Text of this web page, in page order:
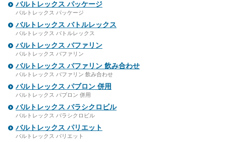
バルトレックス パッケージ
バルトレックス パッケージ
バルトレックス バトルレックス
バルトレックス バトルレックス
バルトレックス バファリン
バルトレックス バファリン
バルトレックス バファリン 飲み合わせ
バルトレックス バファリン 飲み合わせ
バルトレックス パブロン 併用
バルトレックス パブロン 併用
バルトレックス バラシクロビル
バルトレックス バラシクロビル
バルトレックス パリエット
バルトレックス パリエット